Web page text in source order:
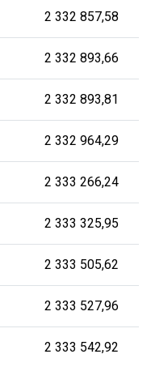
2 332 857,58
2 332 893,66
2 332 893,81
2 332 964,29
2 333 266,24
2 333 325,95
2 333 505,62
2 333 527,96
2 333 542,92